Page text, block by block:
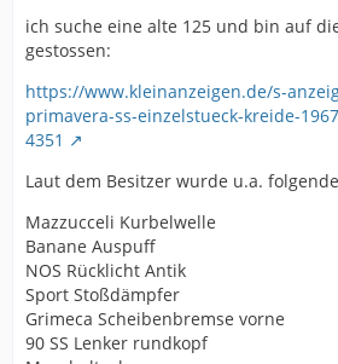
ich suche eine alte 125 und bin auf
gestossen:
https://www.kleinanzeigen.de/s-
primavera-ss-einzelstueck-kreide-
4351
Laut dem Besitzer wurde u.a.
Mazzucceli Kurbelwelle
Banane Auspuff
NOS Rücklicht Antik
Sport Stoßdämpfer
Grimeca Scheibenbremse vorne
90 SS Lenker rundkopf